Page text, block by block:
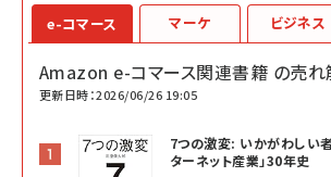
e-コマース
Amazon e-コマース関連書籍 の売れ
更新日時：2026/06/26 19:05
7つの激変: いかがわしい
ターネット産業」30年史
マーケ ビジネス